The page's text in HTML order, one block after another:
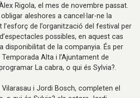
Rigola, el mes de novembre passat.
aleshores a cancel·lar-ne la
de l’organització del festival per
possibles, en aquest cas
disponibilitat de la companyia. És per
Alta i l’Ajuntament de
La cabra, o qui és Sylvia?.
i Jordi Bosch, completen el